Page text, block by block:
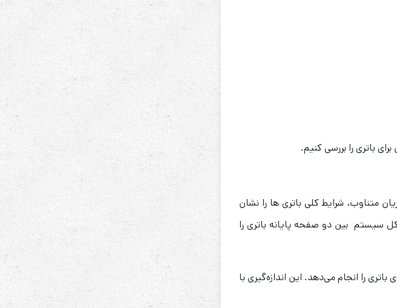
باتری را بررسی کنیم.
متناوب، شرایط کلی باتری ها را نشان
سیستم بین دو صفحه پایانه باتری را
را انجام می‌دهد. این اندازه‌گیری با